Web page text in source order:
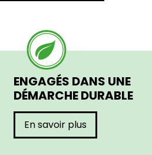
ENGAGÉS DANS UNE
DÉMARCHE DURABLE
En savoir plus